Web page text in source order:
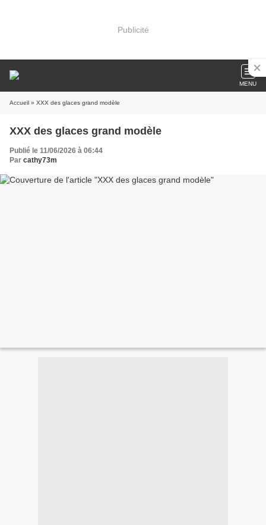
Publicité
MENU
Accueil » XXX des glaces grand modèle
XXX des glaces grand modèle
Publié le 11/06/2026 à 06:44
Par cathy73m